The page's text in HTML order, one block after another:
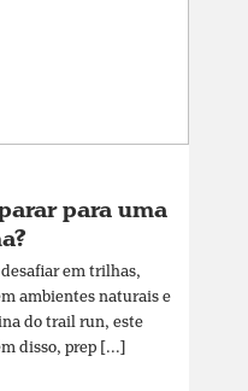
para uma
desafiar em trilhas,
ambientes naturais e
do trail run, este
disso, prep [...]